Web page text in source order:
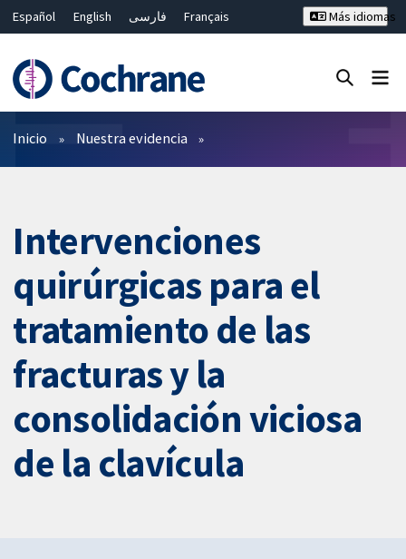
Español English فارسی
Français
Bahasa Malaysia
ไทย 繁體中文
Más idiomas
Filtros
Inicio Nuestra evidencia
Intervenciones
quirúrgicas para el
tratamiento de las
fracturas y la
consolidación viciosa
de la clavícula